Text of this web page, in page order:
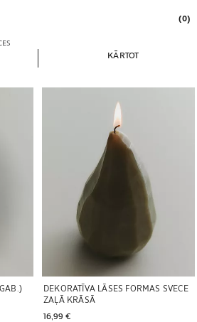
(0)
KĀRTOT
DEKORATĪVA LĀSES FORMAS SVECE
ZAĻĀ KRĀSĀ
16,99 €
Attēls mainīts uz 1 no 5